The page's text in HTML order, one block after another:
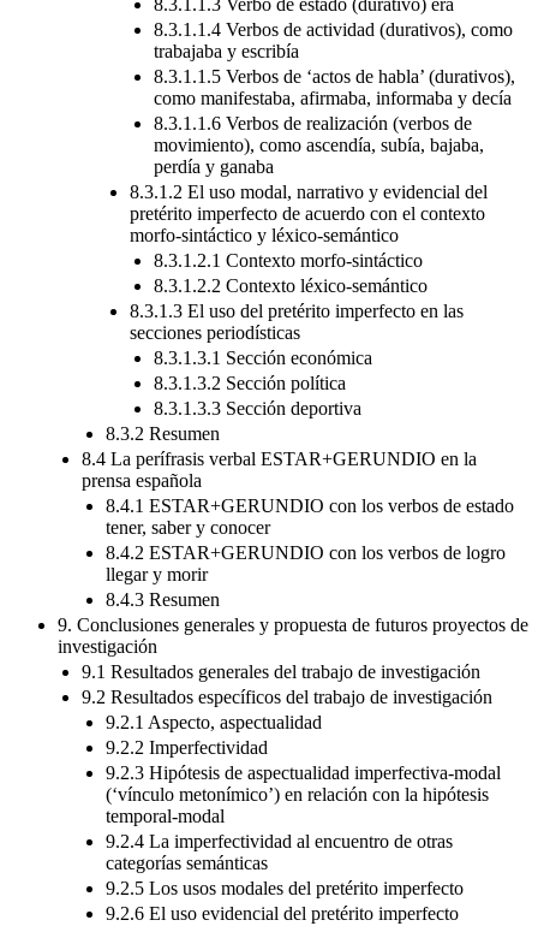
8.3.1.1.3 Verbo de estado (durativo) era
8.3.1.1.4 Verbos de actividad (durativos), como
trabajaba y escribía
8.3.1.1.5 Verbos de ‘actos de habla’ (durativos),
como manifestaba, afirmaba, informaba y decía
8.3.1.1.6 Verbos de realización (verbos de
movimiento), como ascendía, subía, bajaba,
perdía y ganaba
8.3.1.2 El uso modal, narrativo y evidencial del
pretérito imperfecto de acuerdo con el contexto
morfo-sintáctico y léxico-semántico
8.3.1.2.1 Contexto morfo-sintáctico
8.3.1.2.2 Contexto léxico-semántico
8.3.1.3 El uso del pretérito imperfecto en las
secciones periodísticas
8.3.1.3.1 Sección económica
8.3.1.3.2 Sección política
8.3.1.3.3 Sección deportiva
8.3.2 Resumen
8.4 La perífrasis verbal ESTAR+GERUNDIO en la
prensa española
8.4.1 ESTAR+GERUNDIO con los verbos de estado
tener, saber y conocer
8.4.2 ESTAR+GERUNDIO con los verbos de logro
llegar y morir
8.4.3 Resumen
9. Conclusiones generales y propuesta de futuros proyectos de
investigación
9.1 Resultados generales del trabajo de investigación
9.2 Resultados específicos del trabajo de investigación
9.2.1 Aspecto, aspectualidad
9.2.2 Imperfectividad
9.2.3 Hipótesis de aspectualidad imperfectiva-modal
(‘vínculo metonímico’) en relación con la hipótesis
temporal-modal
9.2.4 La imperfectividad al encuentro de otras
categorías semánticas
9.2.5 Los usos modales del pretérito imperfecto
9.2.6 El uso evidencial del pretérito imperfecto